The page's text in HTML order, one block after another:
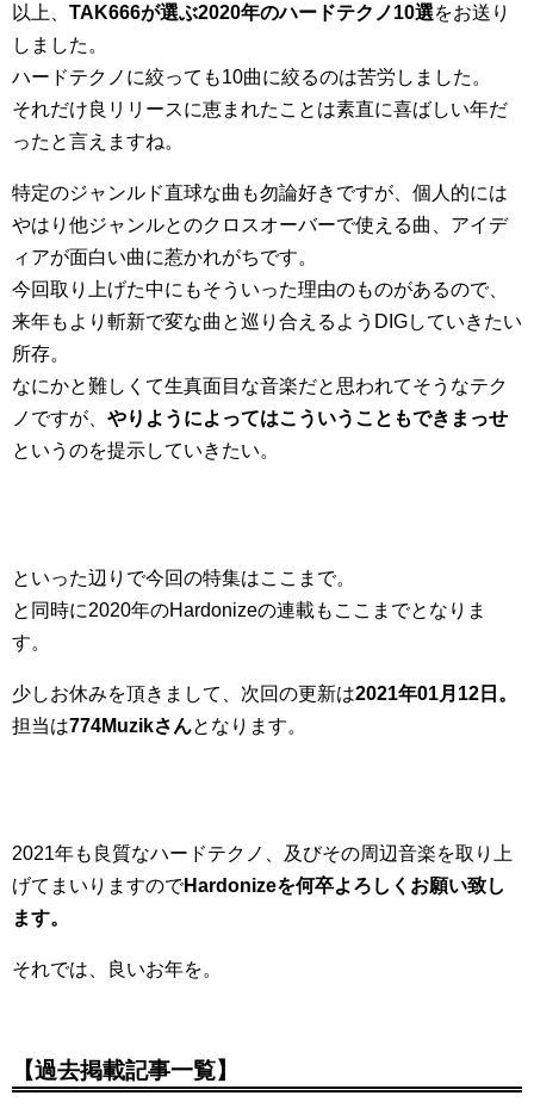
以上、 TAK666が選ぶ2020年のハードテクノ10選をお送り
しました。
ハードテクノに絞っても10曲に絞るのは苦労しました。
それだけ良リリースに恵まれたことは素直に喜ばしい年だ
ったと言えますね。
特定のジャンルド直球な曲も勿論好きですが、個人的には
やはり他ジャンルとのクロスオーバーで使える曲、アイデ
ィアが面白い曲に惹かれがちです。
今回取り上げた中にもそういった理由のものがあるので、
来年もより斬新で変な曲と巡り合えるようDIGしていきたい
所存。
なにかと難しくて生真面目な音楽だと思われてそうなテク
ノですが、 やりようによってはこういうこともできまっせ
というのを提示していきたい。
といった辺りで今回の特集はここまで。
と同時に2020年のHardonizeの連載もここまでとなりま
す。
少しお休みを頂きまして、次回の更新は2021年01月12日。
担当は774Muzikさんとなります。
2021年も良質なハードテクノ、及びその周辺音楽を取り上
げてまいりますのでHardonizeを何卒よろしくお願い致し
ます。
それでは、良いお年を。
【過去掲載記事一覧】